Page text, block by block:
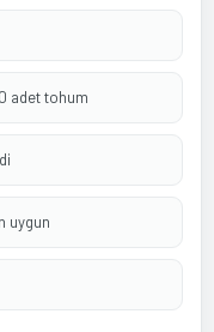
adet tohum
uygun